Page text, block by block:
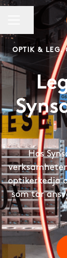
KARRIÄRMENY
Dela sidan
OPTIK & LEG.
Hos
optikerkedja
som tar